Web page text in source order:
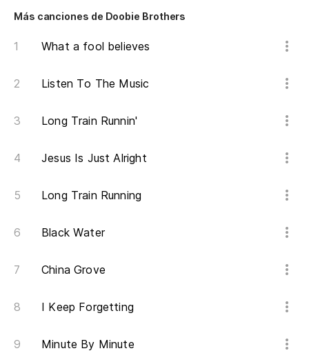
Más canciones de Doobie Brothers
What a fool believes
Listen To The Music
Long Train Runnin'
Jesus Is Just Alright
Long Train Running
Black Water
China Grove
I Keep Forgetting
Minute By Minute